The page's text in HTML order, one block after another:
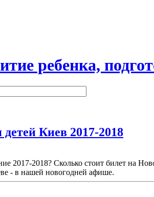
ребенка,
Киев 2017-2018
2017-2018? Сколько стоит билет на
- в нашей новогодней афише.